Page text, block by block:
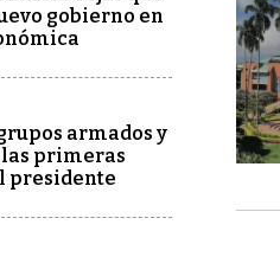
gobierno en
armados y
las primeras
presidente